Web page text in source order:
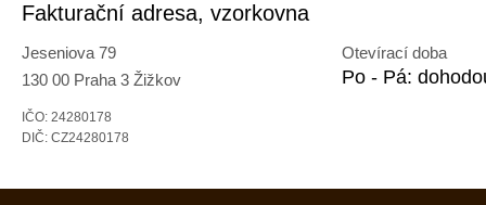
Fakturační adresa, vzorkovna
Jeseniova 79
130 00 Praha 3 Žižkov
IČO: 24280178
DIČ: CZ24280178
Otevírací doba
Po - Pá: